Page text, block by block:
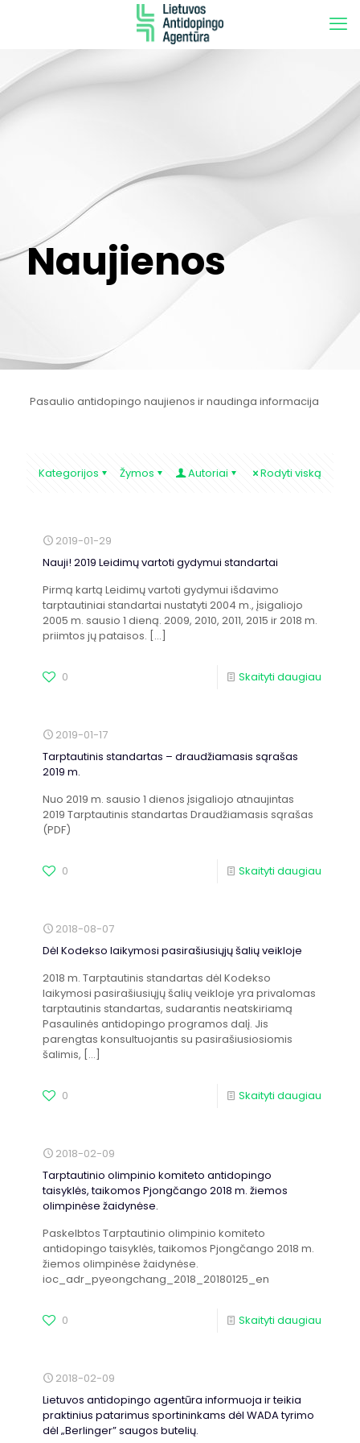
Naujienos
Pasaulio antidopingo naujienos ir naudinga informacija
Kategorijos Žymos Autoriai Rodyti viską
2019-01-29
Nauji! 2019 Leidimų vartoti gydymui standartai
Pirmą kartą Leidimų vartoti gydymui išdavimo
tarptautiniai standartai nustatyti 2004 m., įsigaliojo
2005 m. sausio 1 dieną. 2009, 2010, 2011, 2015 ir 2018 m.
priimtos jų pataisos. […]
0 Skaityti daugiau
2019-01-17
Tarptautinis standartas – draudžiamasis sąrašas
2019 m.
Nuo 2019 m. sausio 1 dienos įsigaliojo atnaujintas
2019 Tarptautinis standartas Draudžiamasis sąrašas
(PDF)
0 Skaityti daugiau
2018-08-07
Dėl Kodekso laikymosi pasirašiusiųjų šalių veikloje
2018 m. Tarptautinis standartas dėl Kodekso
laikymosi pasirašiusiųjų šalių veikloje yra privalomas
tarptautinis standartas, sudarantis neatskiriamą
Pasaulinės antidopingo programos dalį. Jis
parengtas konsultuojantis su pasirašiusiosiomis
šalimis, […]
0 Skaityti daugiau
2018-02-09
Tarptautinio olimpinio komiteto antidopingo
taisyklės, taikomos Pjongčango 2018 m. žiemos
olimpinėse žaidynėse.
Paskelbtos Tarptautinio olimpinio komiteto
antidopingo taisyklės, taikomos Pjongčango 2018 m.
žiemos olimpinėse žaidynėse.
ioc_adr_pyeongchang_2018_20180125_en
0 Skaityti daugiau
2018-02-09
Lietuvos antidopingo agentūra informuoja ir teikia
praktinius patarimus sportininkams dėl WADA tyrimo
dėl „Berlinger” saugos butelių.